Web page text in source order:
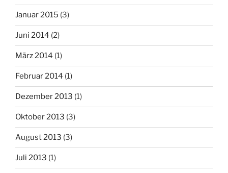
Januar 2015 (3)
Juni 2014 (2)
März 2014 (1)
Februar 2014 (1)
Dezember 2013 (1)
Oktober 2013 (3)
August 2013 (3)
Juli 2013 (1)